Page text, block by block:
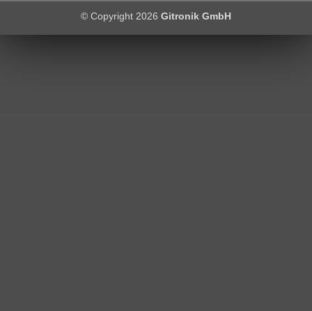
© Copyright 2026 Gitronik GmbH